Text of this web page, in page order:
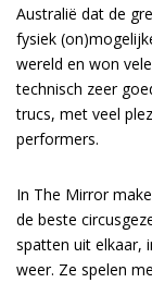
Australië dat de
fysiek
wereld en won
technisch zeer
trucs, met veel
performers.
In The Mirror
de beste
spatten uit elkaar,
weer. Ze spelen